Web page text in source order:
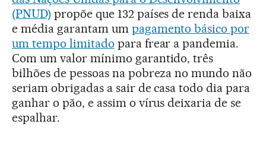
(PNUD) propõe que 132 países de renda baixa
e média garantam um pagamento básico por
um tempo limitado para frear a pandemia.
Com um valor mínimo garantido, três
bilhões de pessoas na pobreza no mundo não
seriam obrigadas a sair de casa todo dia para
ganhar o pão, e assim o vírus deixaria de se
espalhar.